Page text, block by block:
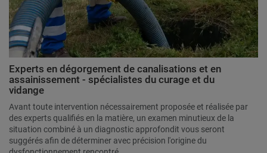
Experts en dégorgement de canalisations et en
assainissement - spécialistes du curage et du
vidange
Avant toute intervention nécessairement proposée et réalisée par
des experts qualifiés en la matière, un examen minutieux de la
situation combiné à un diagnostic approfondit vous seront
suggérés afin de déterminer avec précision l'origine du